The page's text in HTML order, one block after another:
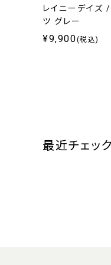
レイニーデイズ
ツ グレー
¥9,900(税込)
最近チェッ